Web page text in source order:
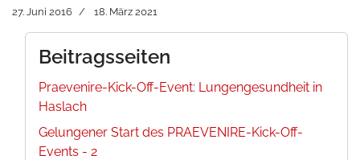
27. Juni 2016 18. März 2021
Beitragsseiten
Praevenire-Kick-Off-Event: Lungengesundheit in
Haslach
Gelungener Start des PRAEVENIRE-Kick-Off-
Events - 2